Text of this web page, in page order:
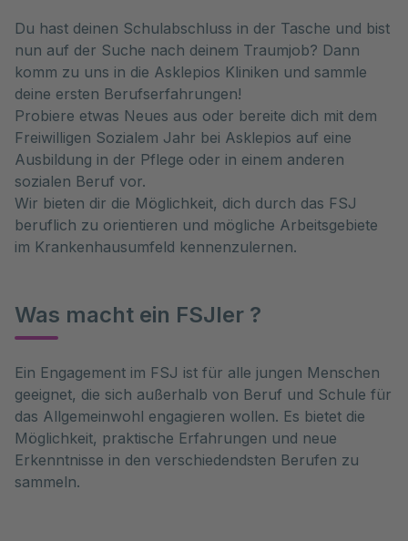
Du hast deinen Schulabschluss in der Tasche und bist
nun auf der Suche nach deinem Traumjob? Dann
komm zu uns in die Asklepios Kliniken und sammle
deine ersten Berufserfahrungen!
Probiere etwas Neues aus oder bereite dich mit dem
Freiwilligen Sozialem Jahr bei Asklepios auf eine
Ausbildung in der Pflege oder in einem anderen
sozialen Beruf vor.
Wir bieten dir die Möglichkeit, dich durch das FSJ
beruflich zu orientieren und mögliche Arbeitsgebiete
im Krankenhausumfeld kennenzulernen.
Was macht ein FSJler ?
Ein Engagement im FSJ ist für alle jungen Menschen
geeignet, die sich außerhalb von Beruf und Schule für
das Allgemeinwohl engagieren wollen. Es bietet die
Möglichkeit, praktische Erfahrungen und neue
Erkenntnisse in den verschiedendsten Berufen zu
sammeln.